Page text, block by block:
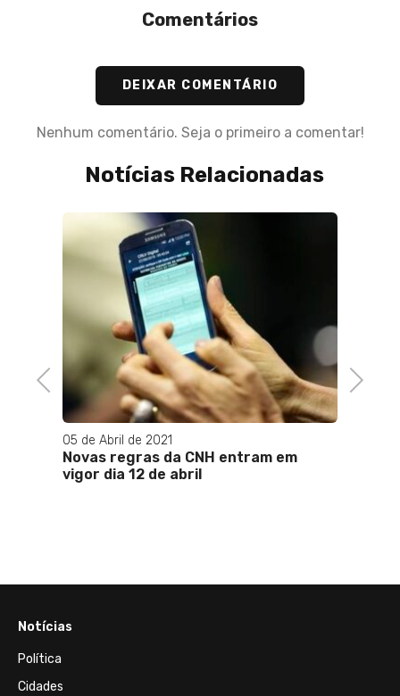
Comentários
DEIXAR COMENTÁRIO
Nenhum comentário. Seja o primeiro a comentar!
Notícias Relacionadas
Previous
05 de Abril de 2021
Novas regras da CNH entram em
vigor dia 12 de abril
Next
Notícias
Política
Cidades